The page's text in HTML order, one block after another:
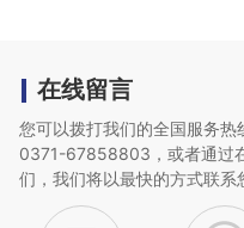
在线留言
您可以拨打我们的全国服务
0371-67858803，或者通过
们，我们将以最快的方式联系